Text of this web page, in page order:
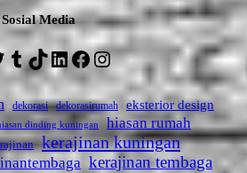
Sosial Media
Tumblr
TikTok
LinkedIn
Facebook
Instagram
dekorasi dekorasirumah eksterior design
dinding kuningan hiasan rumah
kerajinan kuningan
kerajinan tembaga